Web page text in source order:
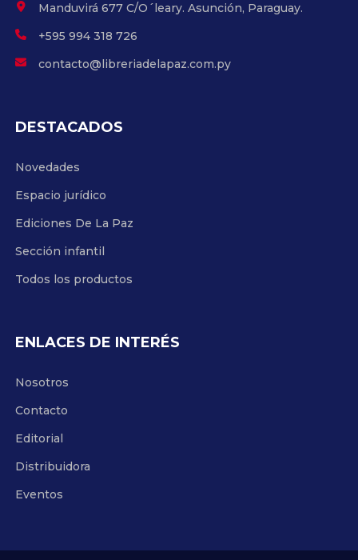
Manduvirá 677 C/O´leary. Asunción, Paraguay.
+595 994 318 726
contacto@libreriadelapaz.com.py
DESTACADOS
Novedades
Espacio jurídico
Ediciones De La Paz
Sección infantil
Todos los productos
ENLACES DE INTERÉS
Nosotros
Contacto
Editorial
Distribuidora
Eventos